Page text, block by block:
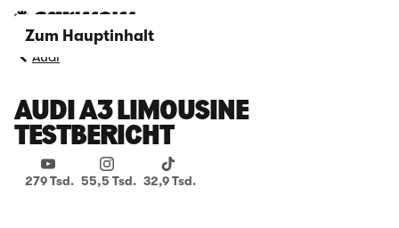
Zum Hauptinhalt
Audi
AUDI A3 LIMOUSINE
TESTBERICHT
279 Tsd. 55,5 Tsd. 32,9 Tsd.